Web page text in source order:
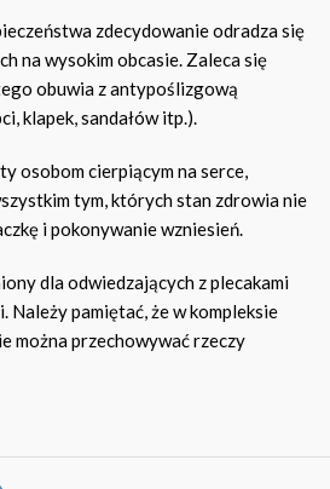
zdecydowanie odradza się
na wysokim obcasie. Zaleca się
obuwia z antypoślizgową
klapek, sandałów itp.).
osobom cierpiącym na serce,
tym, których stan zdrowia nie
i pokonywanie wzniesień.
dla odwiedzających z plecakami
Należy pamiętać, że w kompleksie
można przechowywać rzeczy